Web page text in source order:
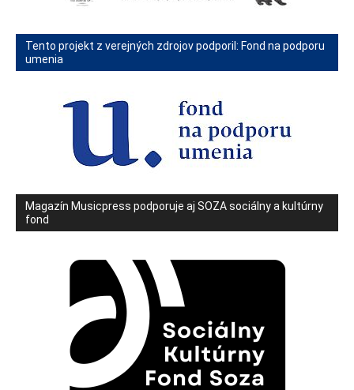
Tento projekt z verejných zdrojov podporil: Fond na podporu
umenia
Magazín Musicpress podporuje aj SOZA sociálny a kultúrny
fond